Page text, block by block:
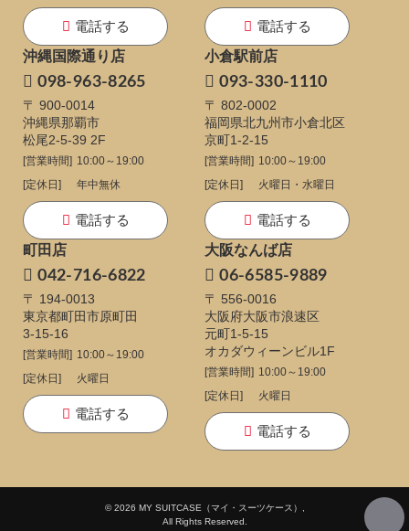
電話する
電話する
沖縄国際通り店
098-963-8265
〒 900-0014
沖縄県那覇市
松尾2-5-39 2F
[営業時間] 10:00～19:00
[定休日]
年中無休
電話する
小倉駅前店
093-330-1110
〒 802-0002
福岡県北九州市小倉北区
京町1-2-15
[営業時間] 10:00～19:00
[定休日]
火曜日・水曜日
電話する
町田店
042-716-6822
〒 194-0013
東京都町田市原町田
3-15-16
[営業時間] 10:00～19:00
[定休日]
火曜日
電話する
大阪なんば店
06-6585-9889
〒 556-0016
大阪府大阪市浪速区
元町1-5-15
オカダウィーンビル1F
[営業時間] 10:00～19:00
[定休日]
火曜日
電話する
© 2026 MY SUITCASE（マイ・スーツケース）,
All Rights Reserved.